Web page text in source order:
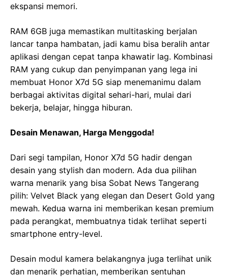
ekspansi memori.
RAM 6GB juga memastikan multitasking berjalan
lancar tanpa hambatan, jadi kamu bisa beralih antar
aplikasi dengan cepat tanpa khawatir lag. Kombinasi
RAM yang cukup dan penyimpanan yang lega ini
membuat Honor X7d 5G siap menemanimu dalam
berbagai aktivitas digital sehari-hari, mulai dari
bekerja, belajar, hingga hiburan.
Desain Menawan, Harga Menggoda!
Dari segi tampilan, Honor X7d 5G hadir dengan
desain yang stylish dan modern. Ada dua pilihan
warna menarik yang bisa Sobat News Tangerang
pilih: Velvet Black yang elegan dan Desert Gold yang
mewah. Kedua warna ini memberikan kesan premium
pada perangkat, membuatnya tidak terlihat seperti
smartphone entry-level.
Desain modul kamera belakangnya juga terlihat unik
dan menarik perhatian, memberikan sentuhan